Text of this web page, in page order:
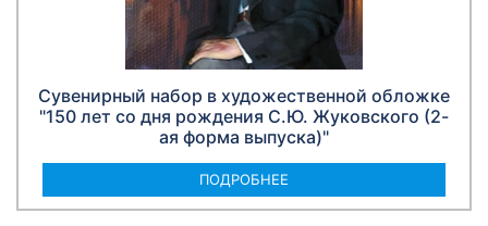
Сувенирный набор в художественной обложке
"150 лет со дня рождения С.Ю. Жуковского (2-
ая форма выпуска)"
ПОДРОБНЕЕ